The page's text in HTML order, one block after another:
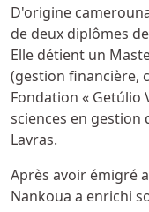
Miscellaneous
D'origine
de deux diplômes
Elle détient un
(gestion financière,
Fondation « Getúlio
sciences en gestion
Lavras.
Après avoir émigré
Nankoua a enrichi